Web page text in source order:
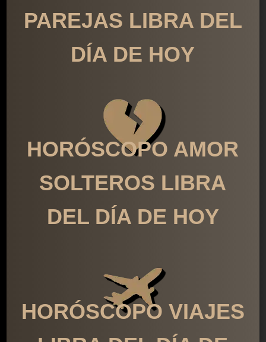
PAREJAS LIBRA DEL
DÍA DE HOY
HORÓSCOPO AMOR
SOLTEROS LIBRA
DEL DÍA DE HOY
HORÓSCOPO VIAJES